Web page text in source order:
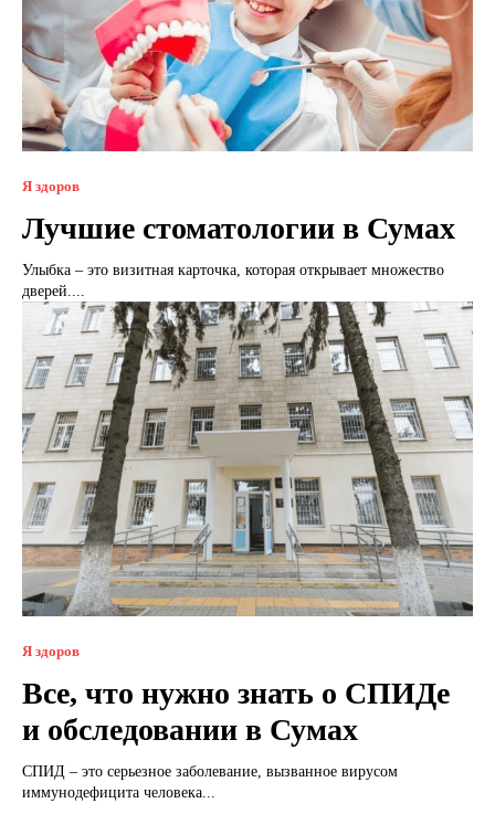
Я здоров
Лучшие стоматологии в Сумах
Улыбка – это визитная карточка, которая открывает множество
дверей....
Я здоров
Все, что нужно знать о СПИДе
и обследовании в Сумах
СПИД – это серьезное заболевание, вызванное вирусом
иммунодефицита человека...